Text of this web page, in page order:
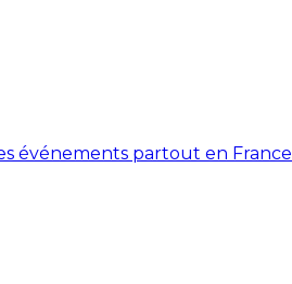
événements partout en France